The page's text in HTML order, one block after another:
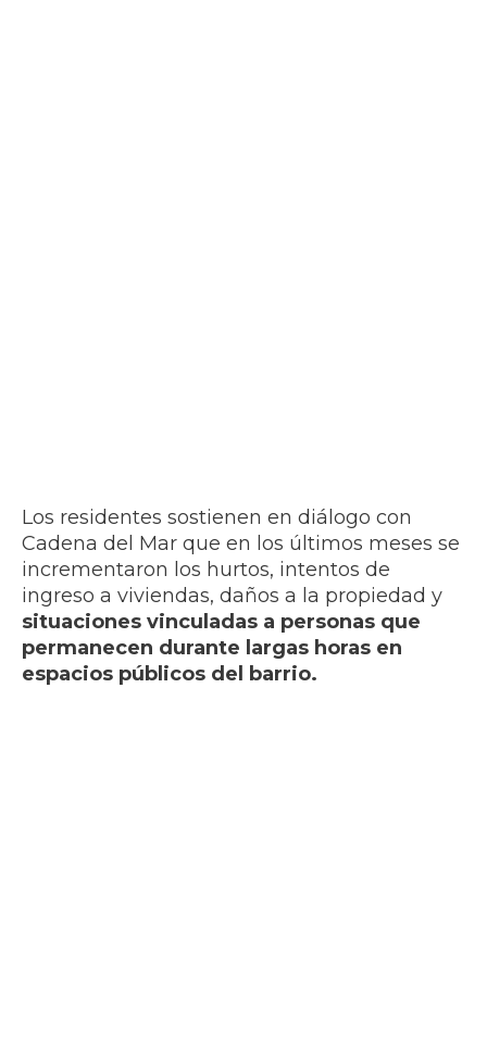
Los residentes sostienen en diálogo con
Cadena del Mar que en los últimos meses se
incrementaron los hurtos, intentos de
ingreso a viviendas, daños a la propiedad y
situaciones vinculadas a personas que
permanecen durante largas horas en
espacios públicos del barrio.